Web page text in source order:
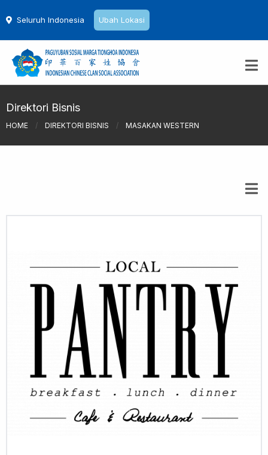
Seluruh Indonesia Ubah Lokasi
Direktori Bisnis
HOME / DIREKTORI BISNIS / MASAKAN WESTERN